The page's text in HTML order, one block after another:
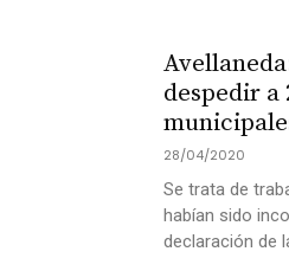
despedir a
28/04/2020
Se trata de
habían sido
declaración de